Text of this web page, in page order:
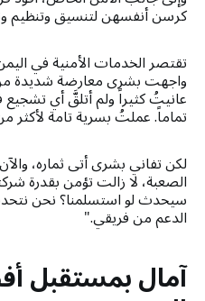
كرسن أنفسهن لتنسيق وتنظيم
تقتصر الخدمات الأمنية في
واجهت بشرى معارضة شديدة من
عانيتُ كثيراً ولم أتلقَّ أي
تماماً. عملتُ بسرية تامة
لكن تفاني بشرى أتى ثماره،
الصعبة، لا زالت تؤمن بقدرة
الدعم من فريقي."
آمال بمستقبل